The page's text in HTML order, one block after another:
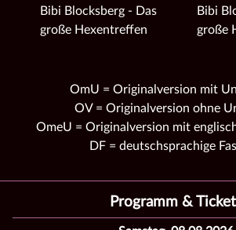
Bibi Blocksberg - Das
große Hexentreffen
Bibi
große
OmU = Originalversion mit
OV = Originalversion ohne
OmeU = Originalversion mit
DF = deutschsprachige
Programm &